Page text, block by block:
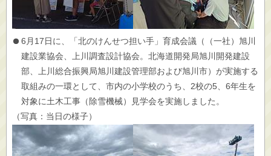
6月17日に、「北のけんせつ担い手」育成会議（（一社）旭川
建設業協会、上川調査設計協会。北海道開発局旭川開発建設
部、上川総合振興局旭川建設管理部および旭川市）が実施する
取組みの一環として、市内の小学校のうち、2校の5、6年生を
対象に土木工事（除雪機械）見学会を実施しました。
（写真：当日の様子）